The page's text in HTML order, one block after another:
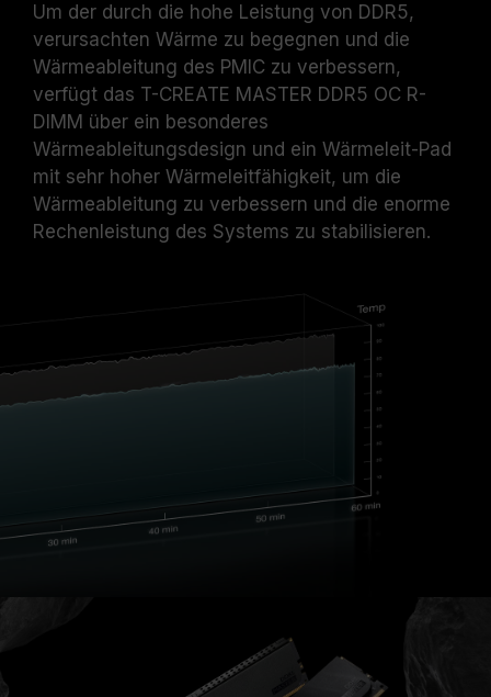
Um der durch die hohe Leistung von DDR5,
verursachten Wärme zu begegnen und die
Wärmeableitung des PMIC zu verbessern,
verfügt das T-CREATE MASTER DDR5 OC R-
DIMM über ein besonderes
Wärmeableitungsdesign und ein Wärmeleit-Pad
mit sehr hoher Wärmeleitfähigkeit, um die
Wärmeableitung zu verbessern und die enorme
Rechenleistung des Systems zu stabilisieren.